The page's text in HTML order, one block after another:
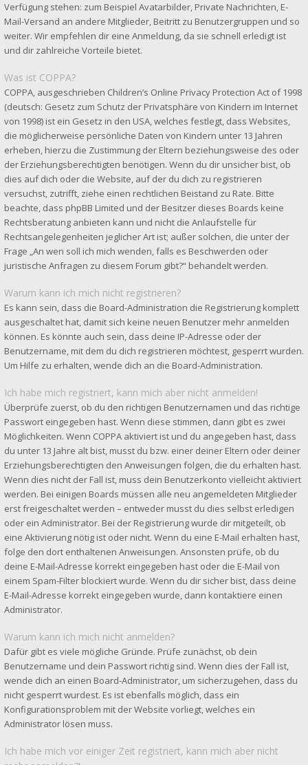
Verfügung stehen: zum Beispiel Avatarbilder, Private Nachrichten, E-
Mail-Versand an andere Mitglieder, Beitritt zu Benutzergruppen und so
weiter. Wir empfehlen dir eine Anmeldung, da sie schnell erledigt ist
und dir zahlreiche Vorteile bietet.
Was ist COPPA?
COPPA, ausgeschrieben Children’s Online Privacy Protection Act of 1998
(deutsch: Gesetz zum Schutz der Privatsphäre von Kindern im Internet
von 1998) ist ein Gesetz in den USA, welches festlegt, dass Websites,
die möglicherweise persönliche Daten von Kindern unter 13 Jahren
erheben, hierzu die Zustimmung der Eltern beziehungsweise des oder
der Erziehungsberechtigten benötigen. Wenn du dir unsicher bist, ob
dies auf dich oder die Website, auf der du dich zu registrieren
versuchst, zutrifft, ziehe einen rechtlichen Beistand zu Rate. Bitte
beachte, dass phpBB Limited und der Besitzer dieses Boards keine
Rechtsberatung anbieten kann und nicht die Anlaufstelle für
Rechtsangelegenheiten jeglicher Art ist; außer solchen, die unter der
Frage „An wen soll ich mich wenden, falls es Beschwerden oder
juristische Anfragen zu diesem Forum gibt?“ behandelt werden.
Warum kann ich mich nicht registrieren?
Es kann sein, dass die Board-Administration die Registrierung komplett
ausgeschaltet hat, damit sich keine neuen Benutzer mehr anmelden
können. Es könnte auch sein, dass deine IP-Adresse oder der
Benutzername, mit dem du dich registrieren möchtest, gesperrt wurden.
Um Hilfe zu erhalten, wende dich an die Board-Administration.
Ich habe mich registriert, kann mich aber nicht anmelden!
Überprüfe zuerst, ob du den richtigen Benutzernamen und das richtige
Passwort eingegeben hast. Wenn diese stimmen, dann gibt es zwei
Möglichkeiten. Wenn COPPA aktiviert ist und du angegeben hast, dass
du unter 13 Jahre alt bist, musst du bzw. einer deiner Eltern oder deiner
Erziehungsberechtigten den Anweisungen folgen, die du erhalten hast.
Wenn dies nicht der Fall ist, muss dein Benutzerkonto vielleicht aktiviert
werden. Bei einigen Boards müssen alle neu angemeldeten Mitglieder
erst freigeschaltet werden – entweder musst du dies selbst erledigen
oder ein Administrator. Bei der Registrierung wurde dir mitgeteilt, ob
eine Aktivierung nötig ist oder nicht. Wenn du eine E-Mail erhalten hast,
folge den dort enthaltenen Anweisungen. Ansonsten prüfe, ob du
deine E-Mail-Adresse korrekt eingegeben hast oder die E-Mail von
einem Spam-Filter blockiert wurde. Wenn du dir sicher bist, dass deine
E-Mail-Adresse korrekt eingegeben wurde, dann kontaktiere einen
Administrator.
Warum kann ich mich nicht anmelden?
Dafür gibt es viele mögliche Gründe. Prüfe zunächst, ob dein
Benutzername und dein Passwort richtig sind. Wenn dies der Fall ist,
wende dich an einen Board-Administrator, um sicherzugehen, dass du
nicht gesperrt wurdest. Es ist ebenfalls möglich, dass ein
Konfigurationsproblem mit der Website vorliegt, welches ein
Administrator lösen muss.
Ich habe mich vor einiger Zeit registriert, kann mich aber nicht